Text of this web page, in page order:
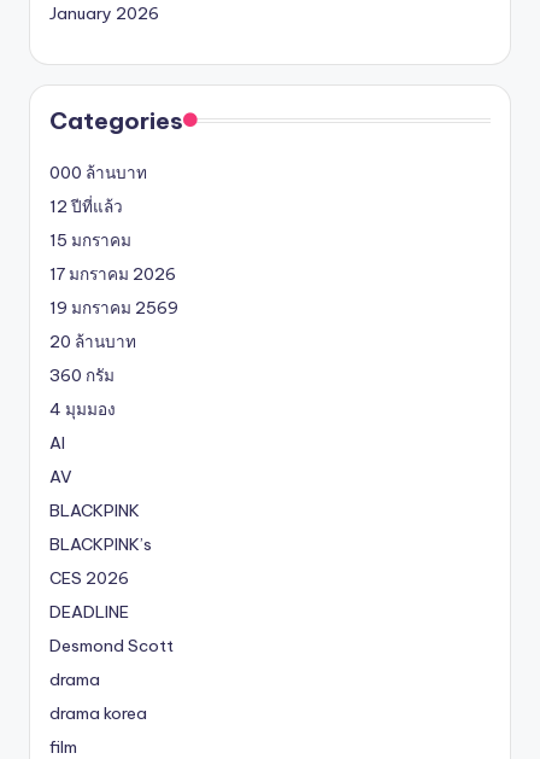
January 2026
Categories
000 ล้านบาท
12 ปีที่แล้ว
15 มกราคม
17 มกราคม 2026
19 มกราคม 2569
20 ล้านบาท
360 กรัม
4 มุมมอง
AI
AV
BLACKPINK
BLACKPINK’s
CES 2026
DEADLINE
Desmond Scott
drama
drama korea
film